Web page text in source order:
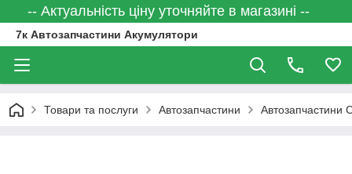
-- Актуальність ціну уточняйте в магазині --
7к Автозапчастини Акумулятори
Товари та послуги Автозапчастини Автозапчастини